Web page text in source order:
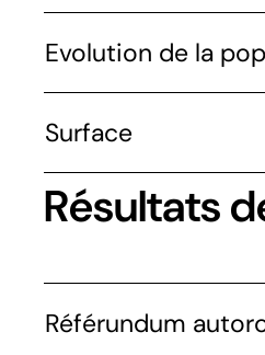
Evolution de la
Surface
Résultats
Référundum